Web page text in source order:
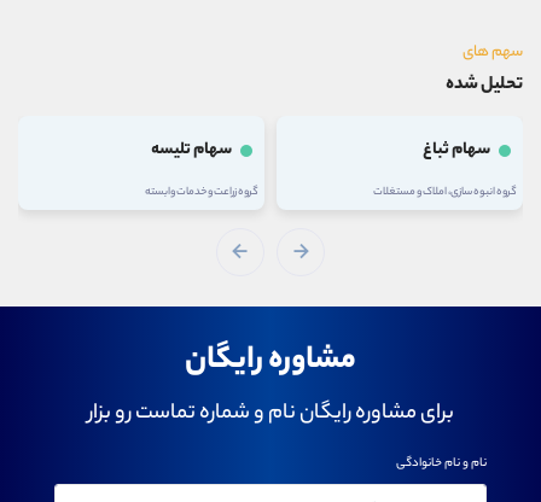
سهم های
تحلیل شده
سهام ثباغ
گروه انبوه سازی، املاک و مستغلات
سهام تلیسه
گروه زراعت و خدمات وابسته
مشاوره رایگان
برای مشاوره رایگان نام و شماره تماست رو بزار
نام و نام خانوادگی